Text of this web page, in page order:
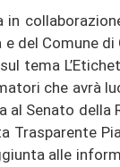
in
e del Comune
tema
che avrà
al Senato della
Trasparente
alle